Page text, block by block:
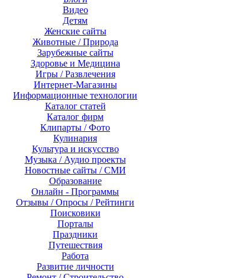
Видео
Детям
Женские сайты
Животные / Природа
Зарубежные сайты
Здоровье и Медицина
Игры / Развлечения
Интернет-Магазины
Информационные технологии
Каталог статей
Каталог фирм
Клипарты / Фото
Кулинария
Культура и искусство
Музыка / Аудио проекты
Новостные сайты / СМИ
Образование
Онлайн - Программы
Отзывы / Опросы / Рейтинги
Поисковики
Порталы
Праздники
Путешествия
Работа
Развитие личности